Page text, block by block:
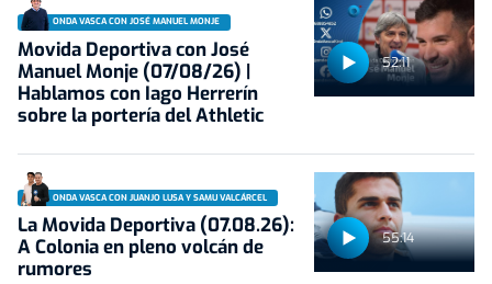
52:11
ONDA VASCA CON JOSÉ MANUEL MONJE
Movida Deportiva con José
Manuel Monje (07/08/26) |
Hablamos con Iago Herrerín
sobre la portería del Athletic
55:14
ONDA VASCA CON JUANJO LUSA Y SAMU VALCÁRCEL
La Movida Deportiva (07.08.26):
A Colonia en pleno volcán de
rumores